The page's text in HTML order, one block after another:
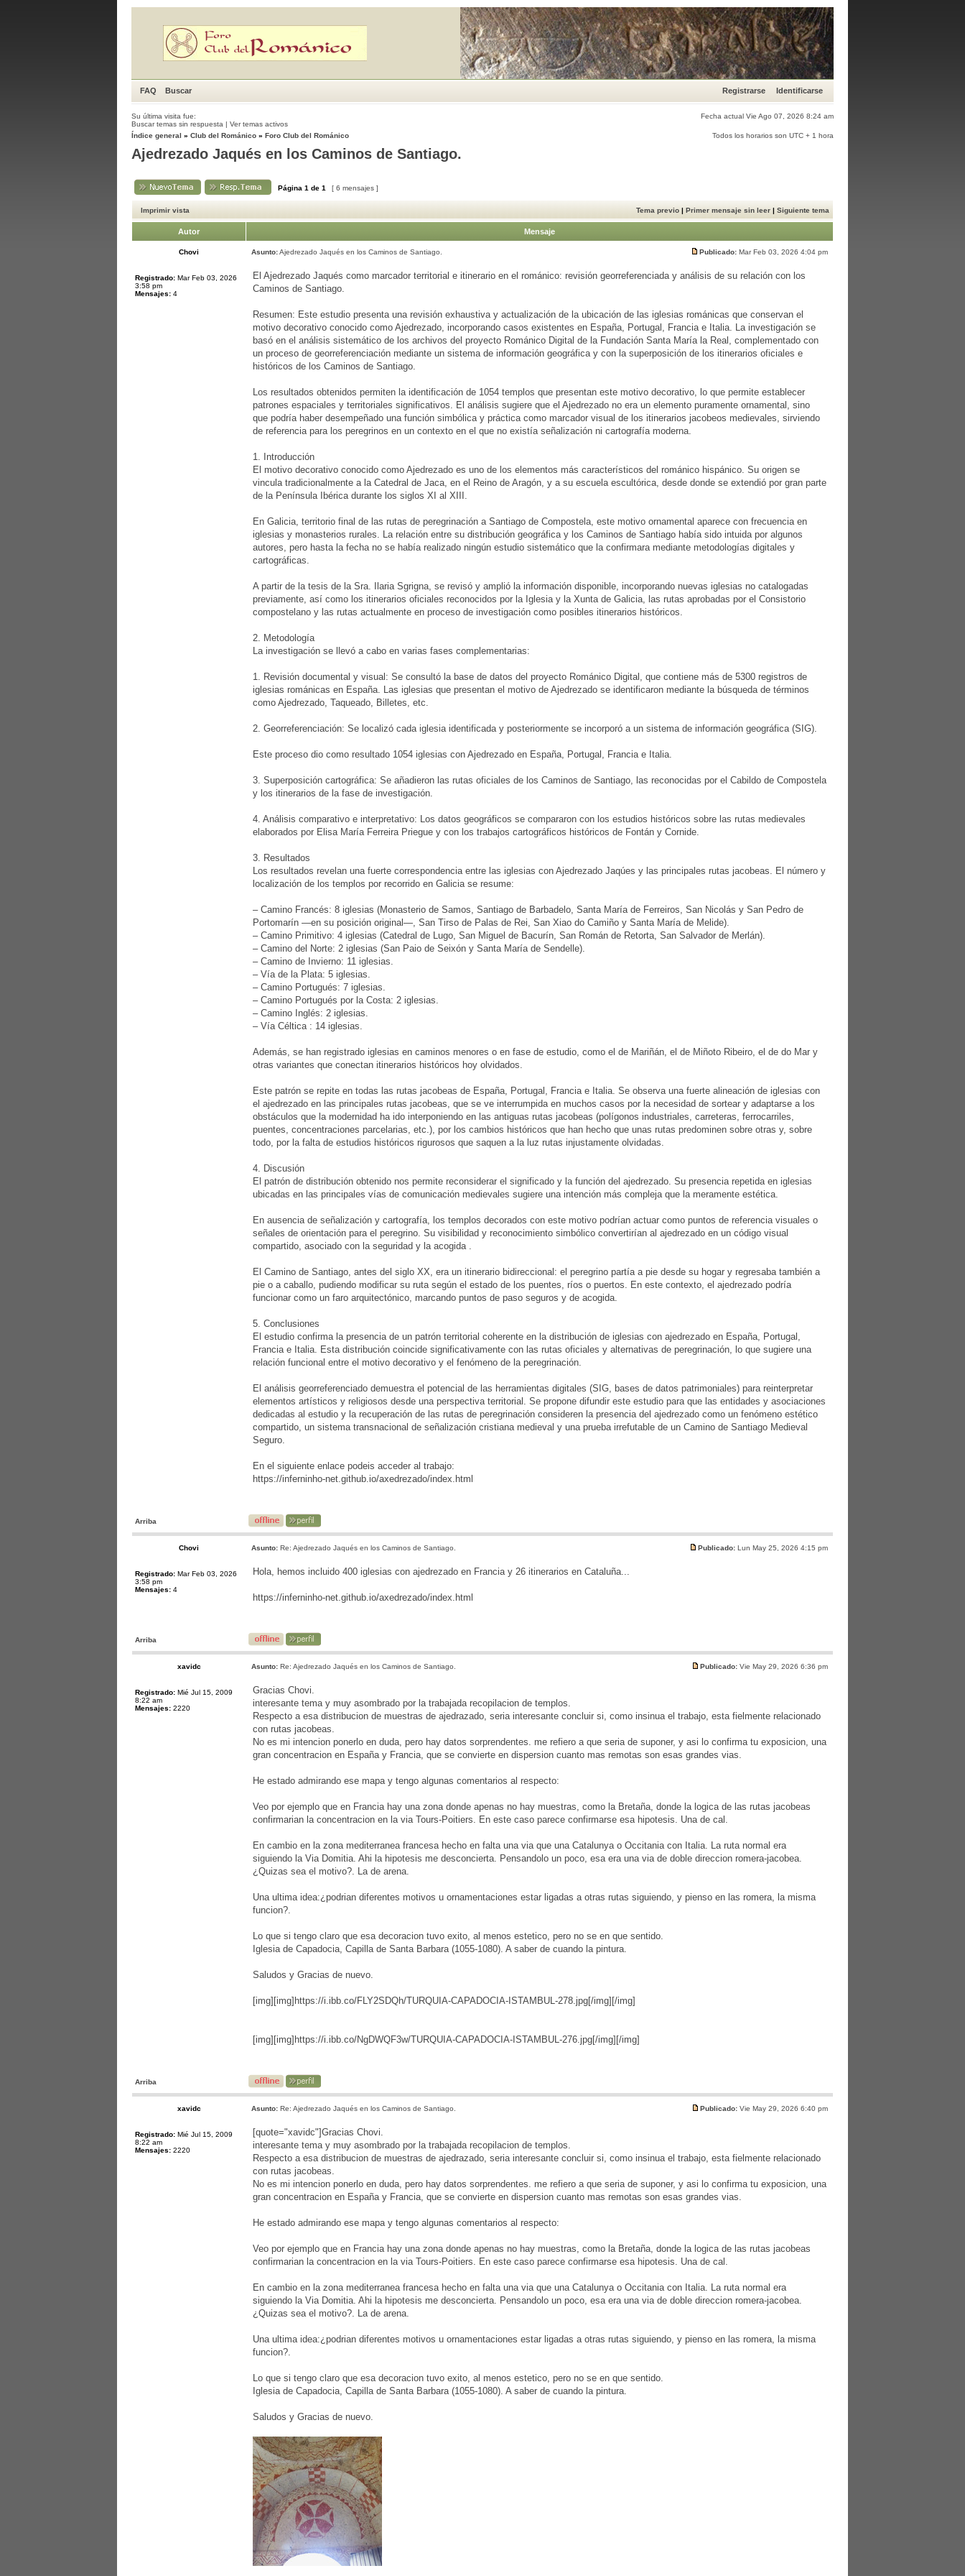
FAQ Buscar Registrarse Identificarse
Su última visita fue:
Fecha actual Vie Ago 07, 2026 8:24 am
Buscar temas sin respuesta | Ver temas activos
Índice general » Club del Románico » Foro Club del Románico Todos los horarios son UTC + 1 hora
Ajedrezado Jaqués en los Caminos de Santiago.
Página 1 de 1 [ 6 mensajes ]
Imprimir vista Tema previo | Primer mensaje sin leer | Siguiente tema
Autor Mensaje
Chovi Asunto:Ajedrezado Jaqués en los Caminos de Santiago. Publicado: Mar Feb 03, 2026 4:04 pm
Registrado: Mar Feb 03, 2026
3:58 pm
Mensajes: 4
El Ajedrezado Jaqués como marcador territorial e itinerario en el románico: revisión georreferenciada y análisis de su relación con los
Caminos de Santiago.
Resumen: Este estudio presenta una revisión exhaustiva y actualización de la ubicación de las iglesias románicas que conservan el
motivo decorativo conocido como Ajedrezado, incorporando casos existentes en España, Portugal, Francia e Italia. La investigación se
basó en el análisis sistemático de los archivos del proyecto Románico Digital de la Fundación Santa María la Real, complementado con
un proceso de georreferenciación mediante un sistema de información geográfica y con la superposición de los itinerarios oficiales e
históricos de los Caminos de Santiago.
Los resultados obtenidos permiten la identificación de 1054 templos que presentan este motivo decorativo, lo que permite establecer
patrones espaciales y territoriales significativos. El análisis sugiere que el Ajedrezado no era un elemento puramente ornamental, sino
que podría haber desempeñado una función simbólica y práctica como marcador visual de los itinerarios jacobeos medievales, sirviendo
de referencia para los peregrinos en un contexto en el que no existía señalización ni cartografía moderna.
1. Introducción
El motivo decorativo conocido como Ajedrezado es uno de los elementos más característicos del románico hispánico. Su origen se
vincula tradicionalmente a la Catedral de Jaca, en el Reino de Aragón, y a su escuela escultórica, desde donde se extendió por gran parte
de la Península Ibérica durante los siglos XI al XIII.
En Galicia, territorio final de las rutas de peregrinación a Santiago de Compostela, este motivo ornamental aparece con frecuencia en
iglesias y monasterios rurales. La relación entre su distribución geográfica y los Caminos de Santiago había sido intuida por algunos
autores, pero hasta la fecha no se había realizado ningún estudio sistemático que la confirmara mediante metodologías digitales y
cartográficas.
A partir de la tesis de la Sra. Ilaria Sgrigna, se revisó y amplió la información disponible, incorporando nuevas iglesias no catalogadas
previamente, así como los itinerarios oficiales reconocidos por la Iglesia y la Xunta de Galicia, las rutas aprobadas por el Consistorio
compostelano y las rutas actualmente en proceso de investigación como posibles itinerarios históricos.
2. Metodología
La investigación se llevó a cabo en varias fases complementarias:
1. Revisión documental y visual: Se consultó la base de datos del proyecto Románico Digital, que contiene más de 5300 registros de
iglesias románicas en España. Las iglesias que presentan el motivo de Ajedrezado se identificaron mediante la búsqueda de términos
como Ajedrezado, Taqueado, Billetes, etc.
2. Georreferenciación: Se localizó cada iglesia identificada y posteriormente se incorporó a un sistema de información geográfica (SIG).
Este proceso dio como resultado 1054 iglesias con Ajedrezado en España, Portugal, Francia e Italia.
3. Superposición cartográfica: Se añadieron las rutas oficiales de los Caminos de Santiago, las reconocidas por el Cabildo de Compostela
y los itinerarios de la fase de investigación.
4. Análisis comparativo e interpretativo: Los datos geográficos se compararon con los estudios históricos sobre las rutas medievales
elaborados por Elisa María Ferreira Priegue y con los trabajos cartográficos históricos de Fontán y Cornide.
3. Resultados
Los resultados revelan una fuerte correspondencia entre las iglesias con Ajedrezado Jaqúes y las principales rutas jacobeas. El número y
localización de los templos por recorrido en Galicia se resume:
– Camino Francés: 8 iglesias (Monasterio de Samos, Santiago de Barbadelo, Santa María de Ferreiros, San Nicolás y San Pedro de
Portomarín —en su posición original—, San Tirso de Palas de Rei, San Xiao do Camiño y Santa María de Melide).
– Camino Primitivo: 4 iglesias (Catedral de Lugo, San Miguel de Bacurín, San Román de Retorta, San Salvador de Merlán).
– Camino del Norte: 2 iglesias (San Paio de Seixón y Santa María de Sendelle).
– Camino de Invierno: 11 iglesias.
– Vía de la Plata: 5 iglesias.
– Camino Portugués: 7 iglesias.
– Camino Portugués por la Costa: 2 iglesias.
– Camino Inglés: 2 iglesias.
– Vía Céltica : 14 iglesias.
Además, se han registrado iglesias en caminos menores o en fase de estudio, como el de Mariñán, el de Miñoto Ribeiro, el de do Mar y
otras variantes que conectan itinerarios históricos hoy olvidados.
Este patrón se repite en todas las rutas jacobeas de España, Portugal, Francia e Italia. Se observa una fuerte alineación de iglesias con
el ajedrezado en las principales rutas jacobeas, que se ve interrumpida en muchos casos por la necesidad de sortear y adaptarse a los
obstáculos que la modernidad ha ido interponiendo en las antiguas rutas jacobeas (polígonos industriales, carreteras, ferrocarriles,
puentes, concentraciones parcelarias, etc.), por los cambios históricos que han hecho que unas rutas predominen sobre otras y, sobre
todo, por la falta de estudios históricos rigurosos que saquen a la luz rutas injustamente olvidadas.
4. Discusión
El patrón de distribución obtenido nos permite reconsiderar el significado y la función del ajedrezado. Su presencia repetida en iglesias
ubicadas en las principales vías de comunicación medievales sugiere una intención más compleja que la meramente estética.
En ausencia de señalización y cartografía, los templos decorados con este motivo podrían actuar como puntos de referencia visuales o
señales de orientación para el peregrino. Su visibilidad y reconocimiento simbólico convertirían al ajedrezado en un código visual
compartido, asociado con la seguridad y la acogida .
El Camino de Santiago, antes del siglo XX, era un itinerario bidireccional: el peregrino partía a pie desde su hogar y regresaba también a
pie o a caballo, pudiendo modificar su ruta según el estado de los puentes, ríos o puertos. En este contexto, el ajedrezado podría
funcionar como un faro arquitectónico, marcando puntos de paso seguros y de acogida.
5. Conclusiones
El estudio confirma la presencia de un patrón territorial coherente en la distribución de iglesias con ajedrezado en España, Portugal,
Francia e Italia. Esta distribución coincide significativamente con las rutas oficiales y alternativas de peregrinación, lo que sugiere una
relación funcional entre el motivo decorativo y el fenómeno de la peregrinación.
El análisis georreferenciado demuestra el potencial de las herramientas digitales (SIG, bases de datos patrimoniales) para reinterpretar
elementos artísticos y religiosos desde una perspectiva territorial. Se propone difundir este estudio para que las entidades y asociaciones
dedicadas al estudio y la recuperación de las rutas de peregrinación consideren la presencia del ajedrezado como un fenómeno estético
compartido, un sistema transnacional de señalización cristiana medieval y una prueba irrefutable de un Camino de Santiago Medieval
Seguro.
En el siguiente enlace podeis acceder al trabajo:
https://inferninho-net.github.io/axedrezado/index.html
Arriba
Chovi Asunto: Re: Ajedrezado Jaqués en los Caminos de Santiago. Publicado: Lun May 25, 2026 4:15 pm
Registrado: Mar Feb 03, 2026
3:58 pm
Mensajes: 4
Hola, hemos incluido 400 iglesias con ajedrezado en Francia y 26 itinerarios en Cataluña...
https://inferninho-net.github.io/axedrezado/index.html
Arriba
xavidc Asunto: Re: Ajedrezado Jaqués en los Caminos de Santiago. Publicado: Vie May 29, 2026 6:36 pm
Registrado: Mié Jul 15, 2009
8:22 am
Mensajes: 2220
Gracias Chovi.
interesante tema y muy asombrado por la trabajada recopilacion de templos.
Respecto a esa distribucion de muestras de ajedrazado, seria interesante concluir si, como insinua el trabajo, esta fielmente relacionado
con rutas jacobeas.
No es mi intencion ponerlo en duda, pero hay datos sorprendentes. me refiero a que seria de suponer, y asi lo confirma tu exposicion, una
gran concentracion en España y Francia, que se convierte en dispersion cuanto mas remotas son esas grandes vias.
He estado admirando ese mapa y tengo algunas comentarios al respecto:
Veo por ejemplo que en Francia hay una zona donde apenas no hay muestras, como la Bretaña, donde la logica de las rutas jacobeas
confirmarian la concentracion en la via Tours-Poitiers. En este caso parece confirmarse esa hipotesis. Una de cal.
En cambio en la zona mediterranea francesa hecho en falta una via que una Catalunya o Occitania con Italia. La ruta normal era
siguiendo la Via Domitia. Ahi la hipotesis me desconcierta. Pensandolo un poco, esa era una via de doble direccion romera-jacobea.
¿Quizas sea el motivo?. La de arena.
Una ultima idea:¿podrian diferentes motivos u ornamentaciones estar ligadas a otras rutas siguiendo, y pienso en las romera, la misma
funcion?.
Lo que si tengo claro que esa decoracion tuvo exito, al menos estetico, pero no se en que sentido.
Iglesia de Capadocia, Capilla de Santa Barbara (1055-1080). A saber de cuando la pintura.
Saludos y Gracias de nuevo.
[img] [img]https://i.ibb.co/FLY2SDQh/TURQUIA-CAPADOCIA-ISTAMBUL-278.jpg[/img] [/img]
[img] [img]https://i.ibb.co/NgDWQF3w/TURQUIA-CAPADOCIA-ISTAMBUL-276.jpg[/img] [/img]
Arriba
xavidc Asunto: Re: Ajedrezado Jaqués en los Caminos de Santiago. Publicado: Vie May 29, 2026 6:40 pm
Registrado: Mié Jul 15, 2009
8:22 am
Mensajes: 2220
[quote="xavidc"]Gracias Chovi.
interesante tema y muy asombrado por la trabajada recopilacion de templos.
Respecto a esa distribucion de muestras de ajedrazado, seria interesante concluir si, como insinua el trabajo, esta fielmente relacionado
con rutas jacobeas.
No es mi intencion ponerlo en duda, pero hay datos sorprendentes. me refiero a que seria de suponer, y asi lo confirma tu exposicion, una
gran concentracion en España y Francia, que se convierte en dispersion cuanto mas remotas son esas grandes vias.
He estado admirando ese mapa y tengo algunas comentarios al respecto:
Veo por ejemplo que en Francia hay una zona donde apenas no hay muestras, como la Bretaña, donde la logica de las rutas jacobeas
confirmarian la concentracion en la via Tours-Poitiers. En este caso parece confirmarse esa hipotesis. Una de cal.
En cambio en la zona mediterranea francesa hecho en falta una via que una Catalunya o Occitania con Italia. La ruta normal era
siguiendo la Via Domitia. Ahi la hipotesis me desconcierta. Pensandolo un poco, esa era una via de doble direccion romera-jacobea.
¿Quizas sea el motivo?. La de arena.
Una ultima idea:¿podrian diferentes motivos u ornamentaciones estar ligadas a otras rutas siguiendo, y pienso en las romera, la misma
funcion?.
Lo que si tengo claro que esa decoracion tuvo exito, al menos estetico, pero no se en que sentido.
Iglesia de Capadocia, Capilla de Santa Barbara (1055-1080). A saber de cuando la pintura.
Saludos y Gracias de nuevo.